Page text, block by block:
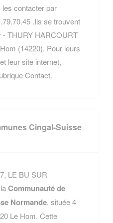
contacter par
.Ils se trouvent
- THURY HARCOURT
(14220). Pour leurs
leur site internet,
Contact.
Cingal-Suisse
LE BU SUR
Communauté de
Normande, située 4
Le Hom. Cette